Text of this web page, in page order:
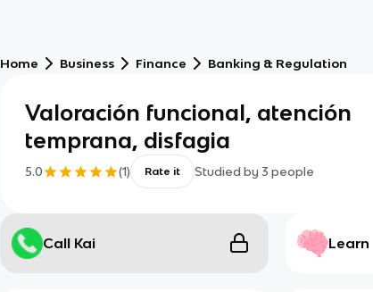
Home Business Finance Banking & Regulation
Valoración funcional, atención
temprana, disfagia
5.0 (1) Rate it Studied by 3 people
Call Kai Learn